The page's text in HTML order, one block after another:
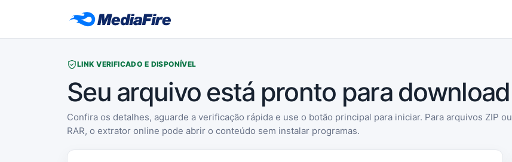
LINK VERIFICADO E DISPONÍVEL
Seu arquivo está pronto para download
Confira os detalhes, aguarde a verificação rápida e use o botão principal para iniciar. Para arquivos ZIP ou
RAR, o extrator online pode abrir o conteúdo sem instalar programas.